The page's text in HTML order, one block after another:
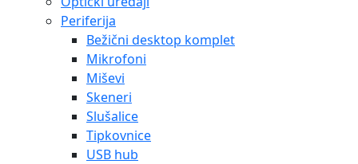
Periferija
Bežični desktop komplet
Mikrofoni
Miševi
Skeneri
Slušalice
Tipkovnice
USB hub